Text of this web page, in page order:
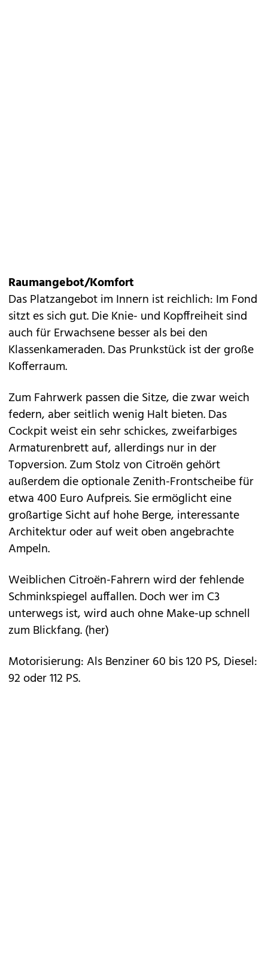
Raumangebot/Komfort
Das Platzangebot im Innern ist reichlich: Im Fond
sitzt es sich gut. Die Knie- und Kopffreiheit sind
auch für Erwachsene besser als bei den
Klassenkameraden. Das Prunkstück ist der große
Kofferraum.
Zum Fahrwerk passen die Sitze, die zwar weich
federn, aber seitlich wenig Halt bieten. Das
Cockpit weist ein sehr schickes, zweifarbiges
Armaturenbrett auf, allerdings nur in der
Topversion. Zum Stolz von Citroën gehört
außerdem die optionale Zenith-Frontscheibe für
etwa 400 Euro Aufpreis. Sie ermöglicht eine
großartige Sicht auf hohe Berge, interessante
Architektur oder auf weit oben angebrachte
Ampeln.
Weiblichen Citroën-Fahrern wird der fehlende
Schminkspiegel auffallen. Doch wer im C3
unterwegs ist, wird auch ohne Make-up schnell
zum Blickfang. (her)
Motorisierung: Als Benziner 60 bis 120 PS, Diesel:
92 oder 112 PS.